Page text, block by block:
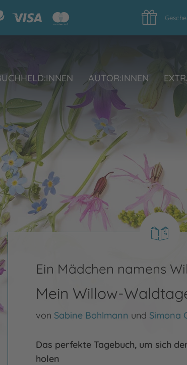
AUTOR:INNEN
Ein Mädchen namens
Mein Willow-
von Sabine Bohlmann und Simona
Das perfekte Tagebuch, um sich
holen